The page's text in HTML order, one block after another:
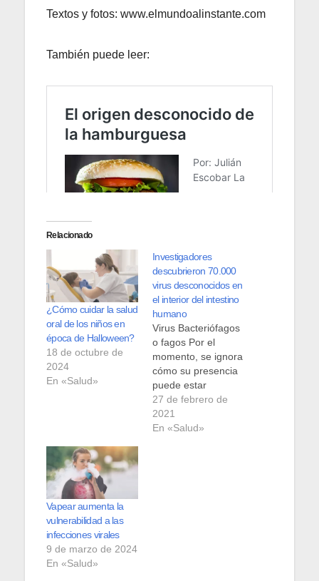
Textos y fotos: www.elmundoalinstante.com
También puede leer:
Relacionado
¿Cómo cuidar la salud
oral de los niños en
época de Halloween?
18 de octubre de
2024
En «Salud»
Investigadores
descubrieron 70.000
virus desconocidos en
el interior del intestino
humano
Virus Bacteriófagos
o fagos Por el
momento, se ignora
cómo su presencia
puede estar
afectando la salud
de las personas Un
equipo de
27 de febrero de
2021
En «Salud»
Vapear aumenta la
vulnerabilidad a las
infecciones virales
9 de marzo de 2024
En «Salud»